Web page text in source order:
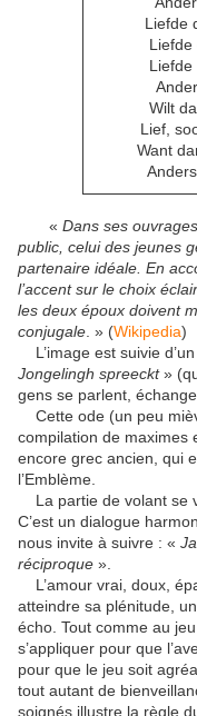
Liefde
Liefde
Liefde
Wilt
Lief,
Want
« Dans ses
public, celui des jeunes
partenaire idéale. En
l’accent sur le choix
les deux époux doivent
conjugale . » (Wikipedia)
L’image est suivie
Jongelingh spreeckt»
gens se parlent,
Cette ode (un peu
compilation de maximes
encore grec ancien, qui
l’Emblème.
La partie de volant se
C’est un dialogue
nous invite à suivre : «
réciproque ».
L’amour vrai, doux,
atteindre sa plénitude,
écho. Tout comme au
s’appliquer pour que
pour que le jeu soit
tout autant de
soignés illustre la règle